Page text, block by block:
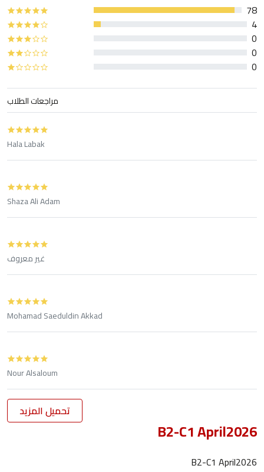
B2-C1 April2026
B2-C1 April2026
78
4
0
0
0
مراجعات الطلاب
Hala Labak
Shaza Ali Adam
غير معروف
Mohamad Saeduldin Akkad
Nour Alsaloum
تحميل المزيد